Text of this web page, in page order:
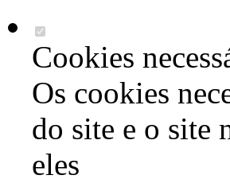
Cookies
Os cookies
do site e o site
eles